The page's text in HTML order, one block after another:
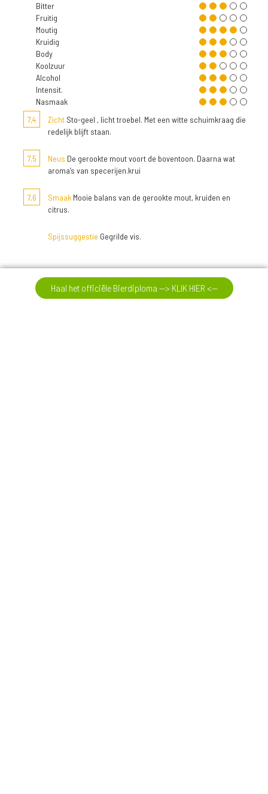
Bitter
Fruitig
Moutig
Kruidig
Body
Koolzuur
Alcohol
Intensit.
Nasmaak
7,4
Zicht Sto-geel , licht troebel. Met een witte schuimkraag die
redelijk blijft staan.
7,5 Neus De gerookte mout voort de boventoon. Daarna wat
aroma’s van specerijen.krui
7,6 Smaak Mooie balans van de gerookte mout, kruiden en
citrus.
Spijssuggestie Gegrilde vis.
Meer reviews
Haal het officiële Bierdiploma --> KLIK HIER <--